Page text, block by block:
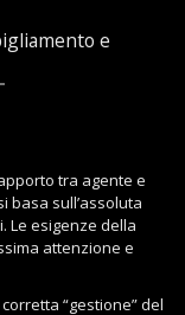
e
tra agente e
basa sull’assoluta
Le esigenze della
attenzione e
“gestione” del